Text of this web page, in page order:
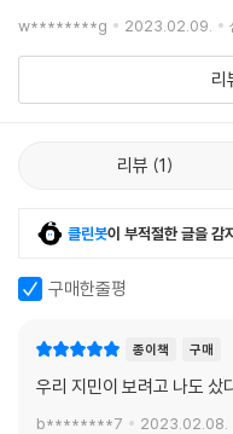
로 찍었고 국내에서는 더블유
와 또다른 인터뷰 내용
w********g 2023.02.09.
리
리뷰 1
클린봇이 부적절한 글을 감
구매한줄평
종이책 구매
우리 지민이 보려고 나도 샀
b********7 2023.02.08.